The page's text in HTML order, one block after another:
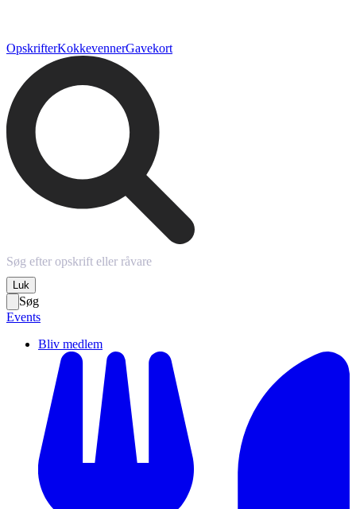
OpskrifterKokkevennerGavekort
Luk
Søg
Events
Bliv medlem